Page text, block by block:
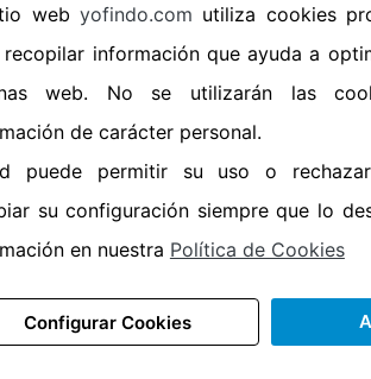
Calidad
P.O.R.
• Oportunidad
• Etiqueta energética
web yofindo.com utiliza cookies
recopilar información que ayuda a
web. No se utilizarán las
de carácter personal.
puede permitir su uso o
su configuración siempre que lo
en nuestra Política de Cookies
Configurar Cookies